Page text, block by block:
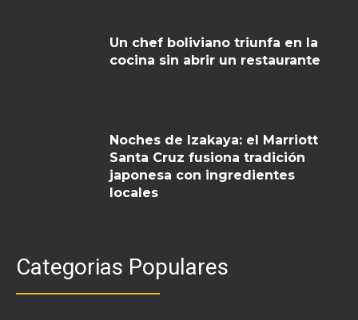
Un chef boliviano triunfa en la
cocina sin abrir un restaurante
Noches de Izakaya: el Marriott
Santa Cruz fusiona tradición
japonesa con ingredientes
locales
Categorias Populares